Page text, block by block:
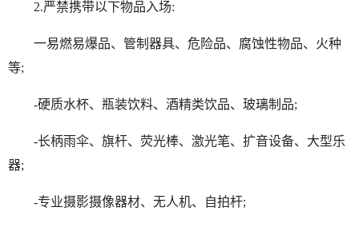
2.严禁携带以下物品入场:
一易燃易爆品、管制器具、危险品、腐蚀性物品、火种
等;
-硬质水杯、瓶装饮料、酒精类饮品、玻璃制品;
-长柄雨伞、旗杆、荧光棒、激光笔、扩音设备、大型乐
器;
-专业摄影摄像器材、无人机、自拍杆;